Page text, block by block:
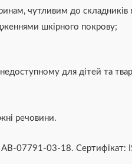
чутливим до складників
шкірного покрову;
для дітей та
речовини.
07791-03-18. Сертифікат: